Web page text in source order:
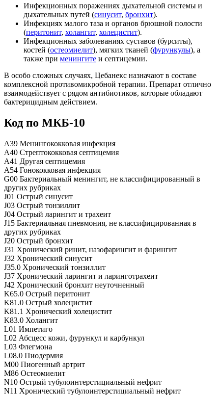
Инфекционных поражениях дыхательной системы и
дыхательных путей (синусит, бронхит).
Инфекциях малого таза и органов брюшной полости
(перитонит, холангит, холецистит).
Инфекционных заболеваниях суставов (бурситы),
костей (остеомиелит), мягких тканей (фурункулы), а
также при менингите и септицемии.
В особо сложных случаях, Цебанекс назначают в составе
комплексной противомикробной терапии. Препарат отлично
взаимодействует с рядом антибиотиков, которые обладают
бактерицидным действием.
Код по МКБ-10
A39 Менингококковая инфекция
A40 Стрептококковая септицемия
A41 Другая септицемия
A54 Гонококковая инфекция
G00 Бактериальный менингит, не классифицированный в
других рубриках
J01 Острый синусит
J03 Острый тонзиллит
J04 Острый ларингит и трахеит
J15 Бактериальная пневмония, не классифицированная в
других рубриках
J20 Острый бронхит
J31 Хронический ринит, назофарингит и фарингит
J32 Хронический синусит
J35.0 Хронический тонзиллит
J37 Хронический ларингит и ларинготрахеит
J42 Хронический бронхит неуточненный
K65.0 Острый перитонит
K81.0 Острый холецистит
K81.1 Хронический холецистит
K83.0 Холангит
L01 Импетиго
L02 Абсцесс кожи, фурункул и карбункул
L03 Флегмона
L08.0 Пиодермия
M00 Пиогенный артрит
M86 Остеомиелит
N10 Острый тубулоинтерстициальный нефрит
N11 Хронический тубулоинтерстициальный нефрит